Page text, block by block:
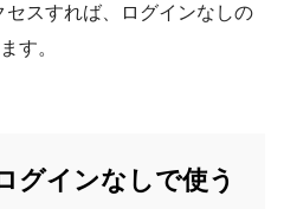
スすれば、ログインなしの
す。
グインなしで使う